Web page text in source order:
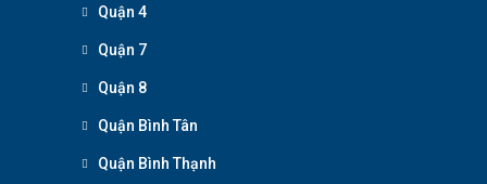
Quận 4
Quận 7
Quận 8
Quận Bình Tân
Quận Bình Thạnh